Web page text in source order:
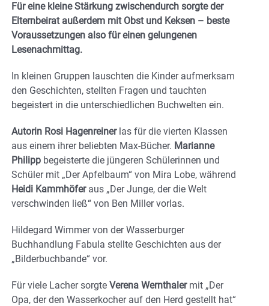
Für eine kleine Stärkung zwischendurch sorgte der
Elternbeirat außerdem mit Obst und Keksen – beste
Voraussetzungen also für einen gelungenen
Lesenachmittag.
In kleinen Gruppen lauschten die Kinder aufmerksam
den Geschichten, stellten Fragen und tauchten
begeistert in die unterschiedlichen Buchwelten ein.
Autorin Rosi Hagenreinerlas für die vierten Klassen
aus einem ihrer beliebten Max-Bücher. Marianne
Philipp begeisterte die jüngeren Schülerinnen und
Schüler mit „Der Apfelbaum“ von Mira Lobe, während
Heidi Kammhöferaus „Der Junge, der die Welt
verschwinden ließ“ von Ben Miller vorlas.
Hildegard Wimmer von der Wasserburger
Buchhandlung Fabula stellte Geschichten aus der
„Bilderbuchbande“ vor.
Für viele Lacher sorgte Verena Wernthalermit „Der
Opa, der den Wasserkocher auf den Herd gestellt hat“